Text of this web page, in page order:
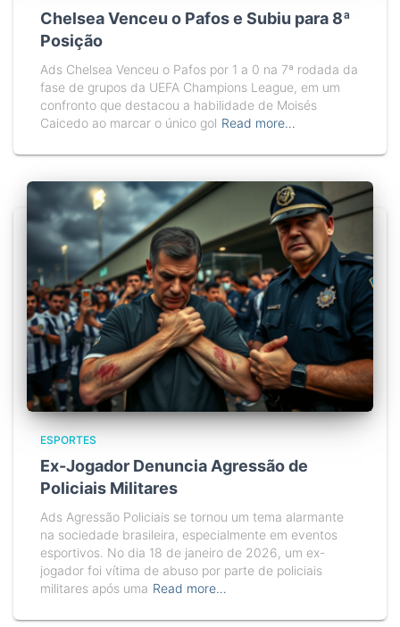
Chelsea Venceu o Pafos e Subiu para 8ª
Posição
Ads Chelsea Venceu o Pafos por 1 a 0 na 7ª rodada da
fase de grupos da UEFA Champions League, em um
confronto que destacou a habilidade de Moisés
Caicedo ao marcar o único gol Read more…
ESPORTES
Ex-Jogador Denuncia Agressão de
Policiais Militares
Ads Agressão Policiais se tornou um tema alarmante
na sociedade brasileira, especialmente em eventos
esportivos. No dia 18 de janeiro de 2026, um ex-
jogador foi vítima de abuso por parte de policiais
militares após uma Read more…